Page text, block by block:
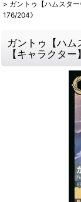
> ガントゥ【ハムスタ
176/204》
ガントゥ【ハ
【キャラクタ